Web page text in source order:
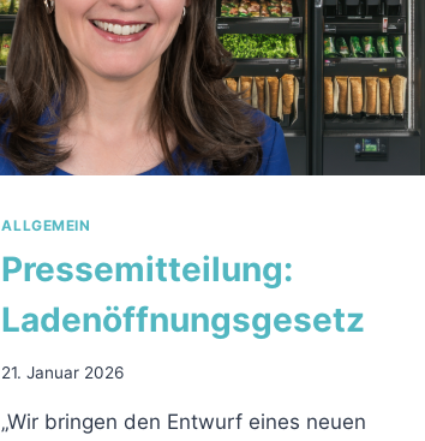
ALLGEMEIN
Pressemitteilung:
Ladenöffnungsgesetz
21. Januar 2026
„Wir bringen den Entwurf eines neuen